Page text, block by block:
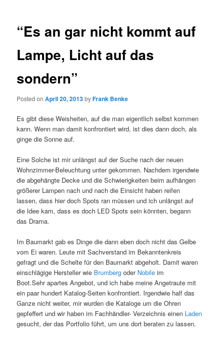
“Es an gar nicht kommt auf
Lampe, Licht auf das
sondern”
Posted onApril 20, 2013byFrank Benke
Es gibt diese Weisheiten, auf die man eigentlich selbst kommen
kann. Wenn man damit konfrontiert wird, ist dies dann doch, als
ginge die Sonne auf.
Eine Solche ist mir unlängst auf der Suche nach der neuen
Wohnzimmer-Beleuchtung unter gekommen. Nachdem irgendwie
die abgehängte Decke und die Schwierigkeiten beim aufhängen
größerer Lampen nach und nach die Einsicht haben reifen
lassen, dass hier doch Spots ran müssen und ich unlängst auf
die Idee kam, dass es doch LED Spots sein könnten, begann
das Drama.
Im Baumarkt gab es Dinge die dann eben doch nicht das Gelbe
vom Ei waren. Leute mit Sachverstand im Bekanntenkreis
gefragt und die Schelte für den Baumarkt abgeholt. Damit waren
einschlägige Hersteller wie Brumberg oder Nobile im
Boot.Sehr apartes Angebot, und ich habe meine Angetraute mit
ein paar hundert Katalog-Seiten konfrontiert. Irgendwie half das
Ganze nicht weiter, mir wurden die Kataloge um die Ohren
gepfeffert und wir haben im Fachhändler- Verzeichnis einen Laden
gesucht, der das Portfolio führt, um uns dort beraten zu lassen.